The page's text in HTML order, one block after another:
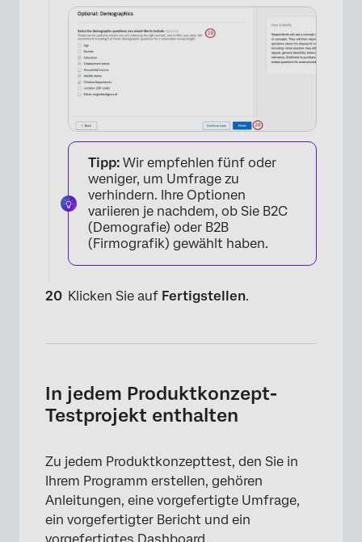
×
Tipp: Wir empfehlen fünf oder
weniger, um Umfrage zu
verhindern. Ihre Optionen
variieren je nachdem, ob Sie B2C
(Demografie) oder B2B
(Firmografik) gewählt haben.
Klicken Sie auf Fertigstellen.
In jedem Produktkonzept-
Testprojekt enthalten
Zu jedem Produktkonzepttest, den Sie in
Ihrem Programm erstellen, gehören
Anleitungen, eine vorgefertigte Umfrage,
ein vorgefertigter Bericht und ein